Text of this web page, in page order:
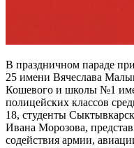
В праздничном параде
25 имени Вячеслава
Кошевого и школы №1
полицейских классов
18, студенты
Ивана Морозова,
содействия армии,